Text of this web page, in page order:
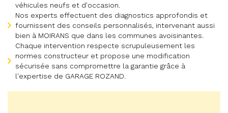
véhicules neufs et d'occasion.
Nos experts effectuent des diagnostics approfondis et
fournissent des conseils personnalisés, intervenant aussi
bien à MOIRANS que dans les communes avoisinantes.
Chaque intervention respecte scrupuleusement les
normes constructeur et propose une modification
sécurisée sans compromettre la garantie grâce à
l'expertise de GARAGE ROZAND.